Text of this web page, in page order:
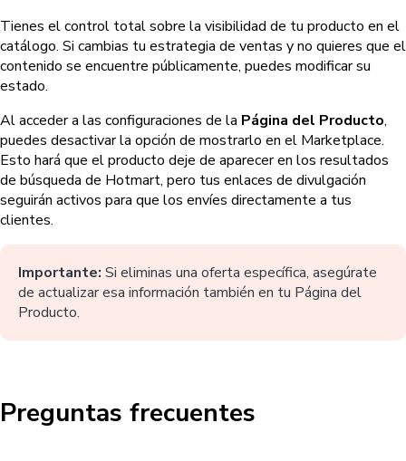
Tienes el control total sobre la visibilidad de tu producto en el
catálogo. Si cambias tu estrategia de ventas y no quieres que el
contenido se encuentre públicamente, puedes modificar su
estado.
Al acceder a las configuraciones de la Página del Producto,
puedes desactivar la opción de mostrarlo en el Marketplace.
Esto hará que el producto deje de aparecer en los resultados
de búsqueda de Hotmart, pero tus enlaces de divulgación
seguirán activos para que los envíes directamente a tus
clientes.
Importante: Si eliminas una oferta específica, asegúrate
de actualizar esa información también en tu Página del
Producto.
Preguntas frecuentes